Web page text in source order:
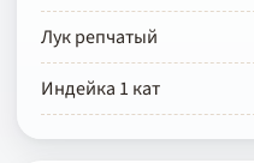
Лук репчатый
Индейка 1 кат